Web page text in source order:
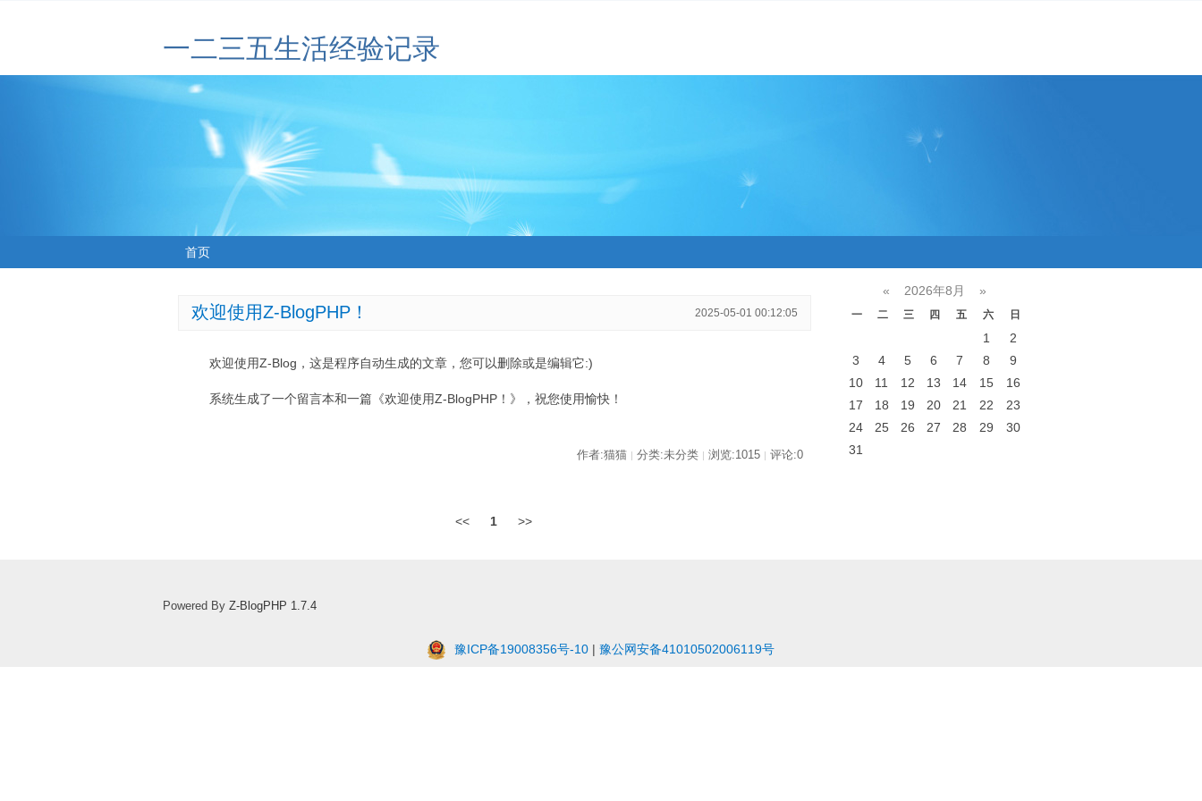
一二三五生活经验记录
首页
欢迎使用Z-BlogPHP！ 2025-05-01 00:12:05
欢迎使用Z-Blog，这是程序自动生成的文章，您可以删除或是编辑它:)
系统生成了一个留言本和一篇《欢迎使用Z-BlogPHP！》，祝您使用愉快！
作者:猫猫 | 分类:未分类 | 浏览:1015 | 评论:0
<< 1 >>
« 2026年8月 »
一 二 三 四 五 六 日
1
2
3
4 5 6 7 8
9
10
11 12 13 14 15
16
17
18 19 20 21 22
23
24
25 26 27 28 29
30
31
Powered By Z-BlogPHP 1.7.4
豫ICP备19008356号-10 | 豫公网安备41010502006119号